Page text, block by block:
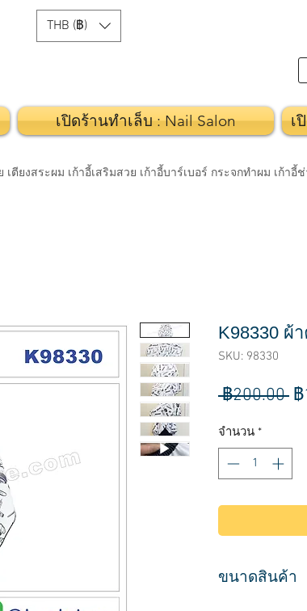
THB (฿)
เปิดร้านทำเล็บ : Nail Salon เ
เตียงสระผม เก้าอี้เสริมสวย เก้าอี้บาร์เบอร์ กระจกทำผม เก้
K98330 ผ้
SKU: 98330
฿200.00 ร
จำนวน *
ขนาดสินค้า